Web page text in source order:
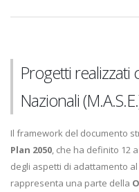
Progetti
Nazionali
Il framework del documento
Plan 2050, che ha definito 12
degli aspetti di adattamento
rappresenta una parte della